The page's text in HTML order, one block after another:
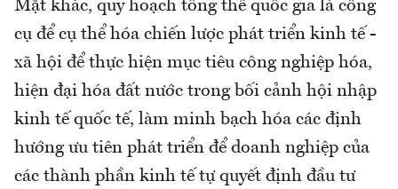
Mặt khác, quy hoạch tổng thể quốc gia là công
cụ để cụ thể hóa chiến lược phát triển kinh tế -
xã hội để thực hiện mục tiêu công nghiệp hóa,
hiện đại hóa đất nước trong bối cảnh hội nhập
kinh tế quốc tế, làm minh bạch hóa các định
hướng ưu tiên phát triển để doanh nghiệp của
các thành phần kinh tế tự quyết định đầu tư